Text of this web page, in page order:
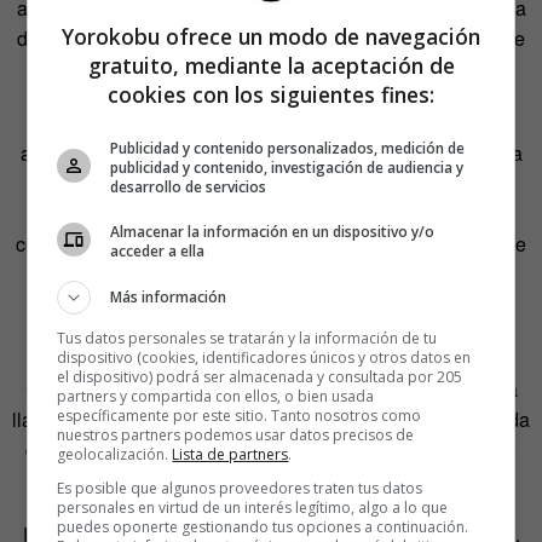
apegados a esas mismas ofertas comerciales. De hecho, la
distancia entre el «Just do it» de Nike y el «Yes we can» de
Obama está más en la forma que en el fondo.
aparecen nuevas propuestas basadas más en la añoranza
del pasado que en un futuro prometedor. Los eslóganes
control» del Brexit, como el «Make America great again» de
Trump consiguen coincidir en una poderosa mezcla de
indignación y melancolía.
Esta es una visión excesivamente sintética de la historia.
Como los eslóganes. Pero es que eso es lo que son. Una
llamada a la acción y no a la reflexión. Una arenga destilada
que pretende convertirse elprêt-à-porterdel pensamiento
único para un consumo masificado.
Porque el eslogan nació así, como un grito para la batalla.
Yorokobu ofrece un modo de navegación
gratuito, mediante la aceptación de
cookies con los siguientes fines:
Publicidad y contenido personalizados, medición de
publicidad y contenido, investigación de audiencia y
desarrollo de servicios
Almacenar la información en un dispositivo y/o
acceder a ella
Más información
Tus datos personales se tratarán y la información de tu
dispositivo (cookies, identificadores únicos y otros datos en
el dispositivo) podrá ser almacenada y consultada por 205
partners y compartida con ellos, o bien usada
específicamente por este sitio. Tanto nosotros como
nuestros partners podemos usar datos precisos de
geolocalización. Lista de partners.
Es posible que algunos proveedores traten tus datos
personales en virtud de un interés legítimo, algo a lo que
puedes oponerte gestionando tus opciones a continuación.